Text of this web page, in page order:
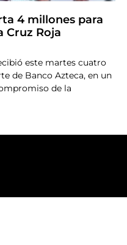
4 millones para
Cruz Roja
este martes cuatro
de Banco Azteca, en un
de la